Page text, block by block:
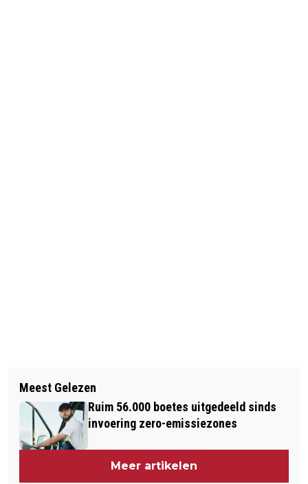
BEWONERS OUD-WEST PROTESTEREN
TEGEN 'ZUIPSCHUITEN'
Meest Gelezen
Ruim 56.000 boetes uitgedeeld sinds
invoering zero-emissiezones
Meer artikelen